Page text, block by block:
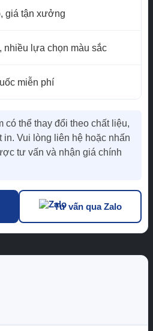
phục
giá tận xưởng
nhiều lựa chọn màu sắc
miễn phí
có thể thay đổi theo chất liệu,
Vui lòng liên hệ hoặc nhấn
tư vấn và nhận giá chính
Tư vấn qua Zalo